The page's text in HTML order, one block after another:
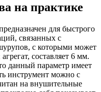
на практике
для быстрого
связанных с
с которыми может
составляет 6 мм.
данный параметр имеет
инструмент можно с
на внушительные